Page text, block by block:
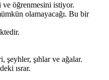
ve öğrenmesini istiyor.
olamayacağı. Bu bir
şeyhler, şıhlar ve ağalar.
ısrar.